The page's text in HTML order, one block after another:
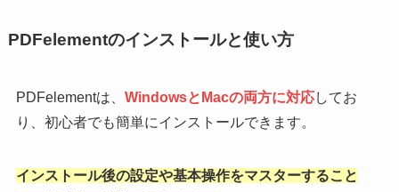
PDFelementのインストールと使い方
PDFelementは、 WindowsとMacの両方に対応してお
り、初心者でも簡単にインストールできます。
インストール後の設定や基本操作をマスターすること